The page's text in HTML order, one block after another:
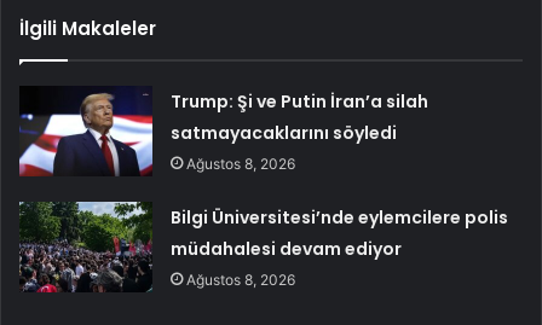
İlgili Makaleler
Trump: Şi ve Putin İran’a silah
satmayacaklarını söyledi
Ağustos 8, 2026
Bilgi Üniversitesi’nde eylemcilere polis
müdahalesi devam ediyor
Ağustos 8, 2026